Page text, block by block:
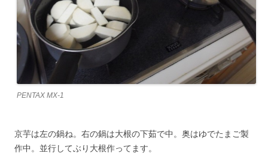
PENTAX MX-1
京芋は左の鍋ね。右の鍋は大根の下茹で中。奥はゆでたまご製
作中。並行してぶり大根作ってます。